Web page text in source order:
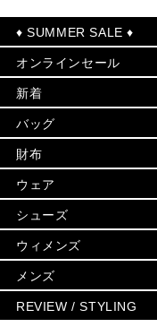
♦ SUMMER SALE ♦
セールおすすめアイテム
▶ ウィメンズ
バッグ
小物
シューズ・靴
ウェア
アクセサリー
時計
▶ メンズ
バッグ
オンラインセール
PRODUCT OF THE
再値下げアイテム
追加アイテム
▶ ウィメンズすべて(ウ
バッグ
財布・小物
ウェア
シューズ
時計・ジュエリー
新着
夏のスタイル
▶ すべて
▶ ウィメンズすべて
財布・小物
アクセサリー
フレグランス
シューズ
バッグ
人気の定番アイテム
日本限定 - バッグ
▶ ウィメンズすべて
トートバッグ
ショルダーバッグ
クロスボディ・斜め掛け
財布
日本限定 - 財布・小物
▶ ウィメンズすべて
GREENWICH
折り財布(二つ折り・三
長財布
ウェア
▶ ウィメンズすべて
トップス
スカート・パンツ
ジャケット・アウター
シューズ
▶ ウィメンズすべて
サンダル
スニーカー
ウィメンズ
人気の定番アイテム
▶ ウィメンズすべて
メンズ
▶ メンズすべて
REVIEW / STYLING